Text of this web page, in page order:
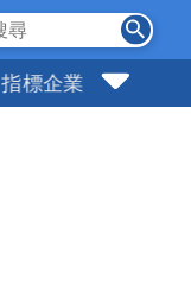
指標企業 壹蘋頭家